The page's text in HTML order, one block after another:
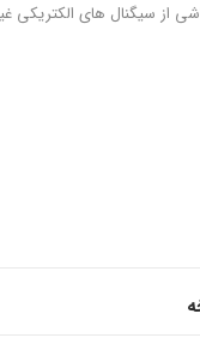
از سیگنال های الکتریکی